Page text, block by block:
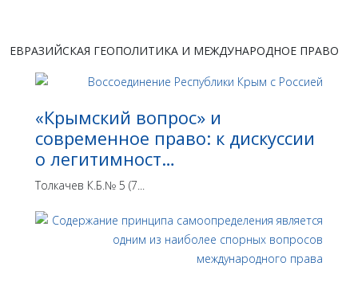
ЕВРАЗИЙСКАЯ ГЕОПОЛИТИКА И МЕЖДУНАРОДНОЕ ПРАВО
«Крымский вопрос» и
современное право: к дискуссии
о легитимност…
Толкачев К.Б.№ 5 (7...